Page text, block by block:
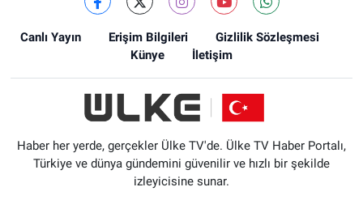
Canlı Yayın Erişim Bilgileri
Gizlilik Sözleşmesi
Künye
İletişim
Haber her yerde, gerçekler Ülke TV'de. Ülke TV Haber Portalı,
Türkiye ve dünya gündemini güvenilir ve hızlı bir şekilde
izleyicisine sunar.